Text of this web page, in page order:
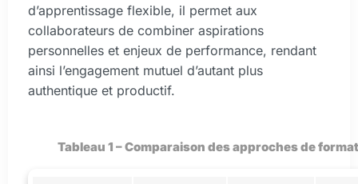
d’apprentissage flexible, il permet aux
collaborateurs de combiner aspirations
personnelles et enjeux de performance, rendant
ainsi l’engagement mutuel d’autant plus
authentique et productif.
Tableau 1 – Comparaison des approches de